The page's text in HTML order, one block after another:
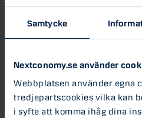
Samtycke
Nextconomy.se använder
Webbplatsen använder egna
tredjepartscookies vilka kan
i syfte att komma ihåg dina
framgångsrika bolag har
Förebilder och en mer
När samtalet rörde sig mot hur
betonade Evelina att